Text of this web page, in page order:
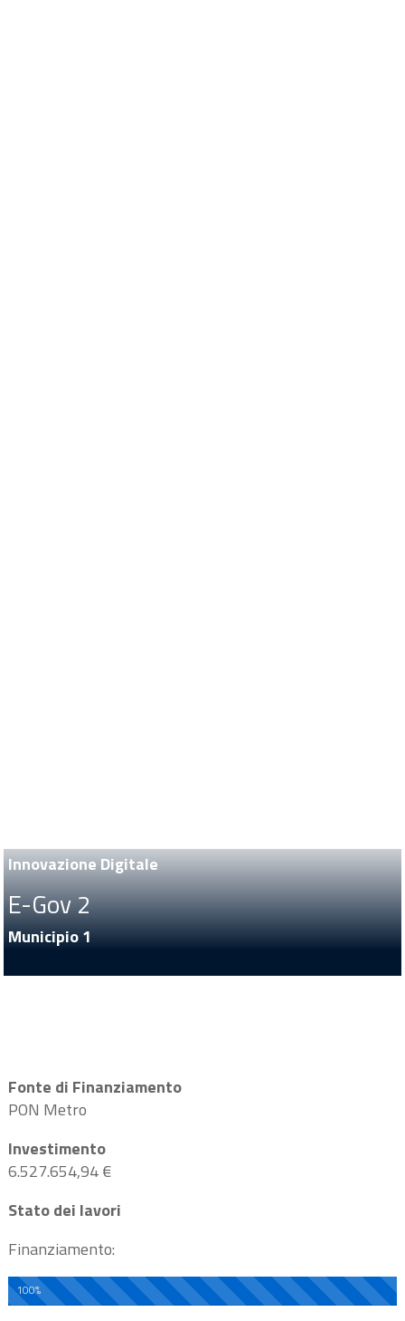
Innovazione Digitale
E-Gov 2
Municipio 1
Fonte di Finanziamento
PON Metro
Investimento
6.527.654,94 €
Stato dei lavori
Finanziamento:
100%